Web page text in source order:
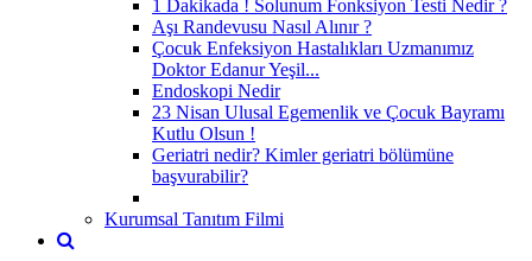
1 Dakikada ! Solunum Fonksiyon Testi Nedir ?
Aşı Randevusu Nasıl Alınır ?
Çocuk Enfeksiyon Hastalıkları Uzmanımız
Doktor Edanur Yeşil...
Endoskopi Nedir
23 Nisan Ulusal Egemenlik ve Çocuk Bayramı
Kutlu Olsun !
Geriatri nedir? Kimler geriatri bölümüne
başvurabilir?
Kurumsal Tanıtım Filmi